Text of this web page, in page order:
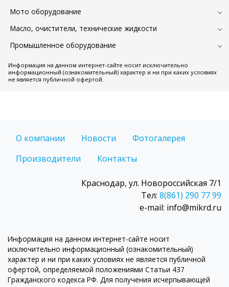
Мото оборудование
Масло, очистители, технические жидкости
Промышленное оборудование
Информация на данном интернет-сайте носит исключительно
информационный (ознакомительный) характер и ни при каких условиях
не является публичной офертой.
О компании Новости
Фотогалерея
Производители
Контакты
Краснодар, ул. Новороссийская 7/1
Тел: 8(861) 290 77 99
e-mail: info@mikrd.ru
Информация на данном интернет-сайте носит
исключительно информационный (ознакомительный)
характер и ни при каких условиях не является публичной
офертой, определяемой положениями Статьи 437
Гражданского кодекса РФ. Для получения исчерпывающей